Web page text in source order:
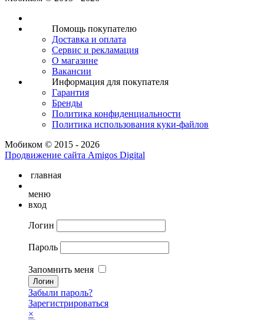
Помощь покупателю
Доставка и оплата
Сервис и рекламация
О магазине
Вакансии
Информация для покупателя
Гарантия
Бренды
Политика конфиденциальности
Политика использования куки-файлов
Мобиком © 2015 - 2026
Продвижение сайта Amigos Digital
главная
меню
вход
Логин
Пароль
Запомнить меня
Забыли пароль?
Зарегистрироваться
×